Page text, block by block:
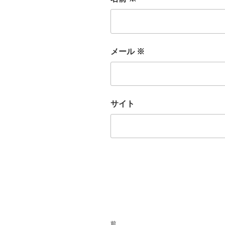
メール ※
サイト
投
前